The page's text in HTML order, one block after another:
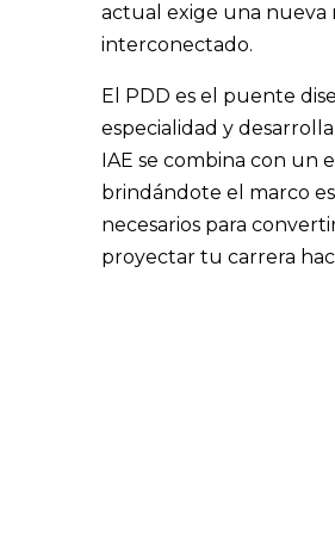
actual exige una nueva
interconectado.
El PDD es el puente
especialidad y
IAE se combina con un
brindándote el marco
necesarios para
proyectar tu carrera